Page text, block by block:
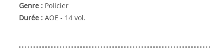
Genre : Policier
Durée : AOE - 14 vol.